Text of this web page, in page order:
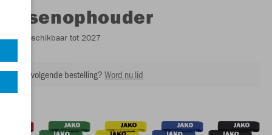
Kousenophouder
- Beschikbaar tot 2027
op je volgende bestelling?Word nu lid